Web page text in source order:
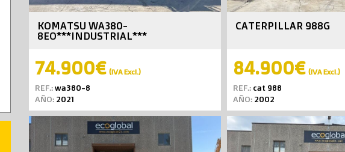
KOMATSU WA380-
8EO***INDUSTRIAL***
74.900€ (IVA Excl.)
REF.:wa380-8
AÑO: 2021
CATERPILLAR 988G
84.900€ (IVA Excl.)
REF.: cat 988
AÑO: 2002